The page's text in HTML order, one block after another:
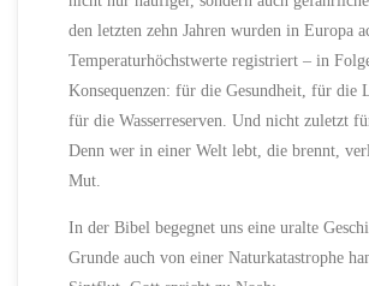
den letzten zehn Jahren wurden in Europa
Temperaturhöchstwerte registriert – in
Konsequenzen: für die Gesundheit, für die
für die Wasserreserven. Und nicht zuletzt
Denn wer in einer Welt lebt, die brennt,
Mut.
In der Bibel begegnet uns eine uralte
Grunde auch von einer Naturkatastrophe